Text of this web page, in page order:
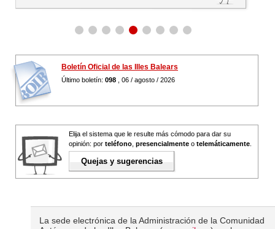
Boletín Oficial de las Illes Balears
Último boletín: 098 , 06 / agosto / 2026
Elija el sistema que le resulte más cómodo para dar su
opinión: por teléfono presencialmente o telemáticamente
Quejas y sugerencias
La sede electrónica de la Administración de la Comunidad